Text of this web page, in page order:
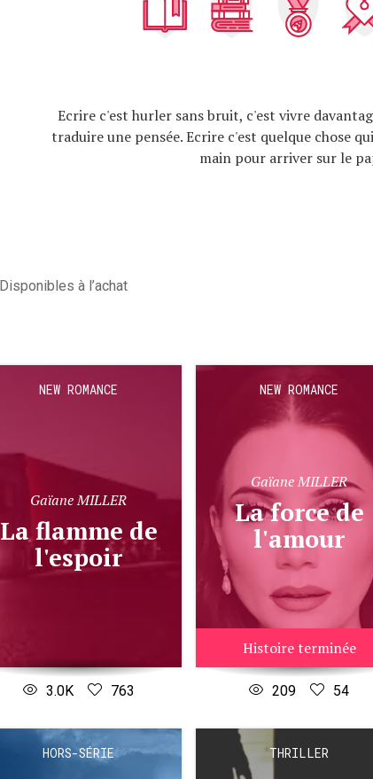
Ecrire c'est hurler sans bruit, c'est vivre
traduire une pensée. Ecrire c'est quelque chose
main pour arriver sur le
Disponibles à l’achat
NEW ROMANCE
Gaïane MILLER
La flamme de
l'espoir
3.0K 763
NEW ROMANCE
Gaïane MILLER
La force de
l'amour
Histoire terminée
209 54
HORS-SÉRIE THRILLER